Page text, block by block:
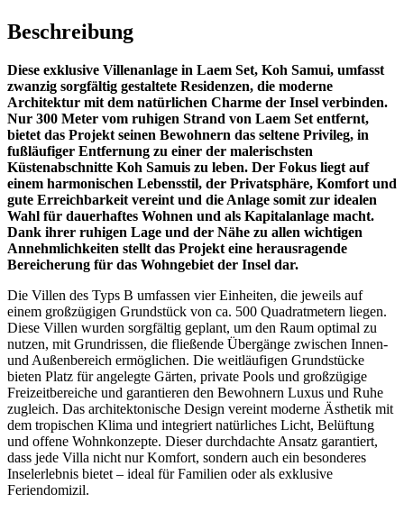
Beschreibung
Diese exklusive Villenanlage in Laem Set, Koh Samui, umfasst
zwanzig sorgfältig gestaltete Residenzen, die moderne
Architektur mit dem natürlichen Charme der Insel verbinden.
Nur 300 Meter vom ruhigen Strand von Laem Set entfernt,
bietet das Projekt seinen Bewohnern das seltene Privileg, in
fußläufiger Entfernung zu einer der malerischsten
Küstenabschnitte Koh Samuis zu leben. Der Fokus liegt auf
einem harmonischen Lebensstil, der Privatsphäre, Komfort und
gute Erreichbarkeit vereint und die Anlage somit zur idealen
Wahl für dauerhaftes Wohnen und als Kapitalanlage macht.
Dank ihrer ruhigen Lage und der Nähe zu allen wichtigen
Annehmlichkeiten stellt das Projekt eine herausragende
Bereicherung für das Wohngebiet der Insel dar.
Die Villen des Typs B umfassen vier Einheiten, die jeweils auf
einem großzügigen Grundstück von ca. 500 Quadratmetern liegen.
Diese Villen wurden sorgfältig geplant, um den Raum optimal zu
nutzen, mit Grundrissen, die fließende Übergänge zwischen Innen-
und Außenbereich ermöglichen. Die weitläufigen Grundstücke
bieten Platz für angelegte Gärten, private Pools und großzügige
Freizeitbereiche und garantieren den Bewohnern Luxus und Ruhe
zugleich. Das architektonische Design vereint moderne Ästhetik mit
dem tropischen Klima und integriert natürliches Licht, Belüftung
und offene Wohnkonzepte. Dieser durchdachte Ansatz garantiert,
dass jede Villa nicht nur Komfort, sondern auch ein besonderes
Inselerlebnis bietet – ideal für Familien oder als exklusive
Feriendomizil.